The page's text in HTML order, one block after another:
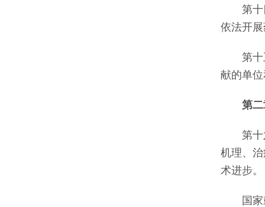
第十四
依法开
第十五
献的单
第
第十六
机理、
术进步。
国家鼓